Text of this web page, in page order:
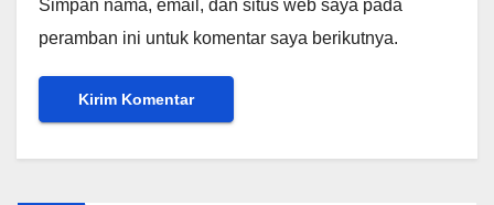
Simpan nama, email, dan situs web saya pada
peramban ini untuk komentar saya berikutnya.